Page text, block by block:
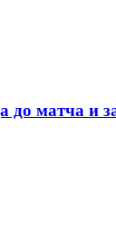
до матча и